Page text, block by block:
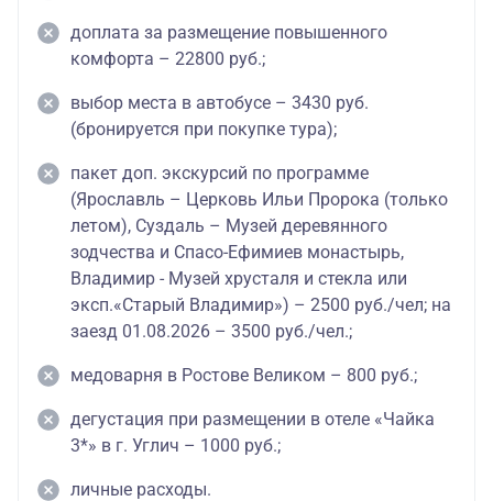
доплата за размещение повышенного
комфорта – 22800 руб.;
выбор места в автобусе – 3430 руб.
(бронируется при покупке тура);
пакет доп. экскурсий по программе
(Ярославль – Церковь Ильи Пророка (только
летом), Суздаль – Музей деревянного
зодчества и Спасо-Ефимиев монастырь,
Владимир - Музей хрусталя и стекла или
эксп.«Старый Владимир») – 2500 руб./чел; на
заезд 01.08.2026 – 3500 руб./чел.;
медоварня в Ростове Великом – 800 руб.;
дегустация при размещении в отеле «Чайка
3*» в г. Углич – 1000 руб.;
личные расходы.